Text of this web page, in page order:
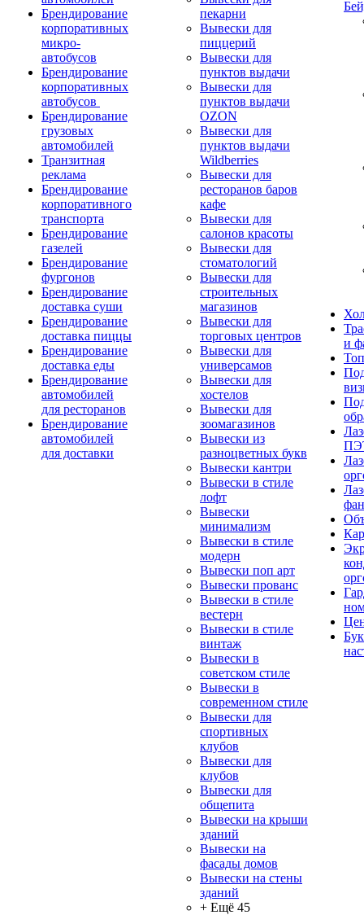
Брендирование
корпоративных
микро-
автобусов
Брендирование
корпоративных
автобусов
Брендирование
грузовых
автомобилей
Транзитная
реклама
Брендирование
корпоративного
транспорта
Брендирование
газелей
Брендирование
фургонов
Брендирование
доставка суши
Брендирование
доставка пиццы
Брендирование
доставка еды
Брендирование
автомобилей
для ресторанов
Брендирование
автомобилей
для доставки
пекарни
Вывески для
пиццерий
Вывески для
пунктов выдачи
Вывески для
пунктов выдачи
OZON
Вывески для
пунктов выдачи
Wildberries
Вывески для
ресторанов баров
кафе
Вывески для
салонов красоты
Вывески для
стоматологий
Вывески для
строительных
магазинов
Вывески для
торговых центров
Вывески для
универсамов
Вывески для
хостелов
Вывески для
зоомагазинов
Вывески из
разноцветных букв
Вывески кантри
Вывески в стиле
лофт
Вывески
минимализм
Вывески в стиле
модерн
Вывески поп арт
Вывески прованс
Вывески в стиле
вестерн
Вывески в стиле
винтаж
Вывески в
советском стиле
Вывески в
современном стиле
Вывески для
спортивных
клубов
Вывески для
клубов
Вывески для
общепита
Вывески на крыши
зданий
Вывески на
фасады домов
Вывески на стены
зданий
+ Ещё 45
и